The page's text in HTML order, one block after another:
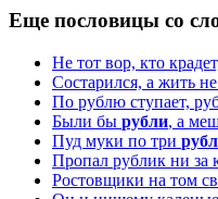
Еще пословицы со
Не тот вор, кто
Состарился, а жить
По рублю ступает,
Были бы рубли, а
Пуд муки по три
Пропал рублик ни за
Ростовщики на том